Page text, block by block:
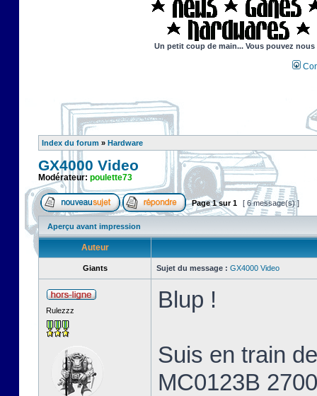
Un petit coup de main... Vous pouvez
Index du forum » Hardware
GX4000 Video
Modérateur: poulette73
Page1sur1 [ 6 message(s) ]
Aperçu avant impression
Auteur
Giants Sujet du message : GX4000 Video
Rulezzz Blup !
Suis en train
MC0123B